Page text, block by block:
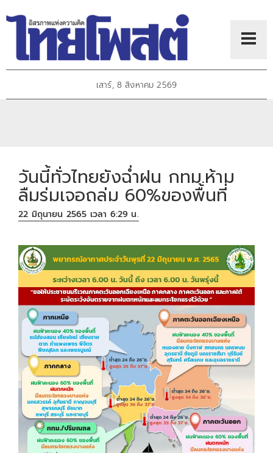
เสาร์, 8 สิงหาคม 2569
วันนี้ทั่วไทยยังฉ่ำฝน กทม.ห้าม
ลืมร่มเจอถล่ม 60%ของพื้นที่
22 มิถุนายน 2565 เวลา 6:29 น.